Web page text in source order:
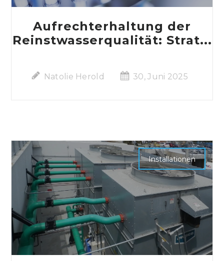
Aufrechterhaltung der
Reinstwasserqualität: Strat...
Natolie Herold 30, Juni 2025
Installationen